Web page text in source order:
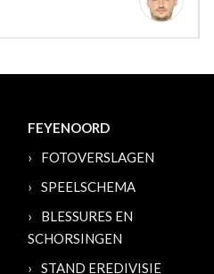
FEYENOORD
FOTOVERSLAGEN
SPEELSCHEMA
BLESSURES EN
SCHORSINGEN
STAND EREDIVISIE